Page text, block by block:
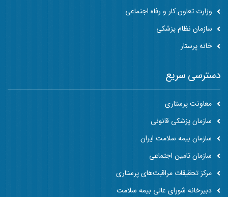
وزارت تعاون کار و رفاه اجتماعی
سازمان نظام پزشکی
خانه پرستار
دسترسی سریع
معاونت پرستاری
سازمان پزشکی قانونی
سازمان بیمه سلامت ایران
سازمان تامین اجتماعی
مرکز تحقیقات مراقبت‌های پرستاری
دبیرخانه شورای عالی بیمه سلامت